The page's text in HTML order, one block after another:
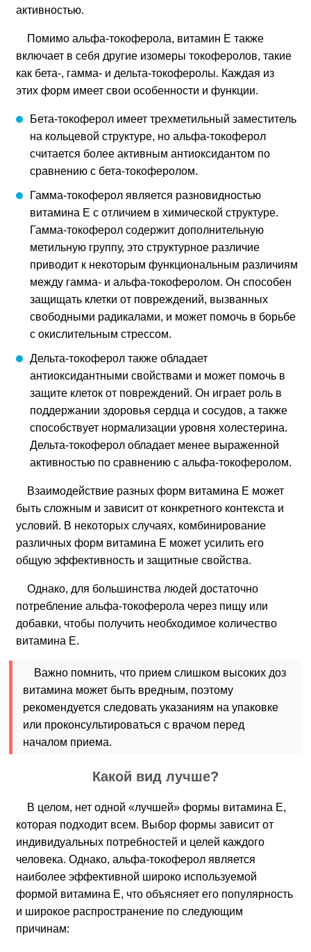
активностью.
Помимо альфа-токоферола, витамин Е также
включает в себя другие изомеры токоферолов, такие
как бета-, гамма- и дельта-токоферолы. Каждая из
этих форм имеет свои особенности и функции.
Бета-токоферол имеет трехметильный заместитель
на кольцевой структуре, но альфа-токоферол
считается более активным антиоксидантом по
сравнению с бета-токоферолом.
Гамма-токоферол является разновидностью
витамина Е с отличием в химической структуре.
Гамма-токоферол содержит дополнительную
метильную группу, это структурное различие
приводит к некоторым функциональным различиям
между гамма- и альфа-токоферолом. Он способен
защищать клетки от повреждений, вызванных
свободными радикалами, и может помочь в борьбе
с окислительным стрессом.
Дельта-токоферол также обладает
антиоксидантными свойствами и может помочь в
защите клеток от повреждений. Он играет роль в
поддержании здоровья сердца и сосудов, а также
способствует нормализации уровня холестерина.
Дельта-токоферол обладает менее выраженной
активностью по сравнению с альфа-токоферолом.
Взаимодействие разных форм витамина Е может
быть сложным и зависит от конкретного контекста и
условий. В некоторых случаях, комбинирование
различных форм витамина Е может усилить его
общую эффективность и защитные свойства.
Однако, для большинства людей достаточно
потребление альфа-токоферола через пищу или
добавки, чтобы получить необходимое количество
витамина Е.
Важно помнить, что прием слишком высоких доз
витамина может быть вредным, поэтому
рекомендуется следовать указаниям на упаковке
или проконсультироваться с врачом перед
началом приема.
Какой вид лучше?
В целом, нет одной «лучшей» формы витамина Е,
которая подходит всем. Выбор формы зависит от
индивидуальных потребностей и целей каждого
человека. Однако, альфа-токоферол является
наиболее эффективной широко используемой
формой витамина Е, что объясняет его популярность
и широкое распространение по следующим
причинам: